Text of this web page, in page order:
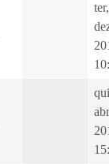
abr